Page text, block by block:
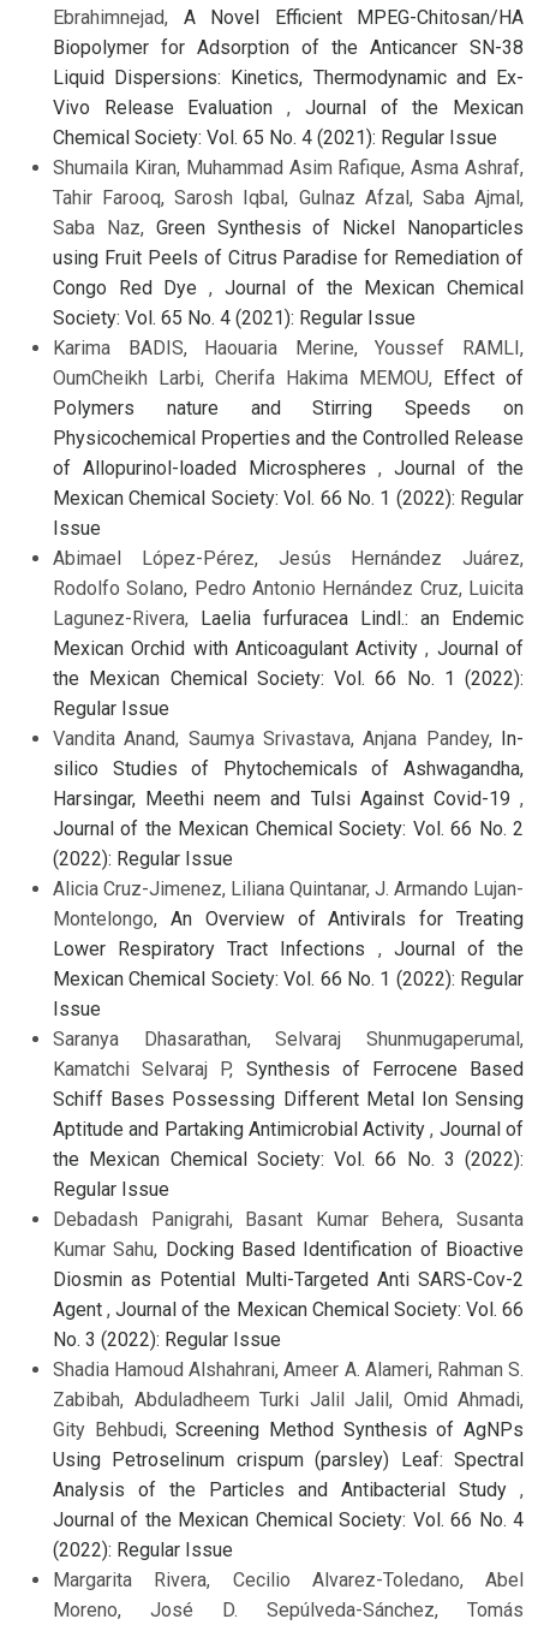
Ebrahimnejad, A Novel Efficient MPEG-Chitosan/HA
Biopolymer for Adsorption of the Anticancer SN-38
Liquid Dispersions: Kinetics, Thermodynamic and Ex-
Vivo Release Evaluation, Journal of the Mexican
Chemical Society: Vol. 65 No. 4 (2021): Regular Issue
Shumaila Kiran, Muhammad Asim Rafique, Asma Ashraf,
Tahir Farooq, Sarosh Iqbal, Gulnaz Afzal, Saba Ajmal,
Saba Naz, Green Synthesis of Nickel Nanoparticles
using Fruit Peels of Citrus Paradise for Remediation of
Congo Red Dye , Journal of the Mexican Chemical
Society: Vol. 65 No. 4 (2021): Regular Issue
Karima BADIS, Haouaria Merine, Youssef RAMLI,
OumCheikh Larbi, Cherifa Hakima MEMOU, Effect of
Polymers nature and Stirring Speeds on
Physicochemical Properties and the Controlled Release
of Allopurinol-loaded Microspheres , Journal of the
Mexican Chemical Society: Vol. 66 No. 1 (2022): Regular
Issue
Abimael López-Pérez, Jesús Hernández Juárez,
Rodolfo Solano, Pedro Antonio Hernández Cruz, Luicita
Lagunez-Rivera, Laelia furfuracea Lindl.: an Endemic
Mexican Orchid with Anticoagulant Activity, Journal of
the Mexican Chemical Society: Vol. 66 No. 1 (2022):
Regular Issue
Vandita Anand, Saumya Srivastava, Anjana Pandey, In-
silico Studies of Phytochemicals of Ashwagandha,
Harsingar, Meethi neem and Tulsi Against Covid-19 ,
Journal of the Mexican Chemical Society: Vol. 66 No. 2
(2022): Regular Issue
Alicia Cruz-Jimenez, Liliana Quintanar, J. Armando Lujan-
Montelongo, An Overview of Antivirals for Treating
Lower Respiratory Tract Infections , Journal of the
Mexican Chemical Society: Vol. 66 No. 1 (2022): Regular
Issue
Saranya Dhasarathan, Selvaraj Shunmugaperumal,
Kamatchi Selvaraj P, Synthesis of Ferrocene Based
Schiff Bases Possessing Different Metal Ion Sensing
Aptitude and Partaking Antimicrobial Activity, Journal of
the Mexican Chemical Society: Vol. 66 No. 3 (2022):
Regular Issue
Debadash Panigrahi, Basant Kumar Behera, Susanta
Kumar Sahu, Docking Based Identification of Bioactive
Diosmin as Potential Multi-Targeted Anti SARS-Cov-2
Agent,Journal of the Mexican Chemical Society: Vol. 66
No. 3 (2022): Regular Issue
Shadia Hamoud Alshahrani, Ameer A. Alameri, Rahman S.
Zabibah, Abduladheem Turki Jalil Jalil, Omid Ahmadi,
Gity Behbudi,Screening Method Synthesis of AgNPs
Using Petroselinum crispum (parsley) Leaf: Spectral
Analysis of the Particles and Antibacterial Study ,
Journal of the Mexican Chemical Society: Vol. 66 No. 4
(2022): Regular Issue
Margarita Rivera, Cecilio Alvarez-Toledano, Abel
Moreno, José D. Sepúlveda-Sánchez, Tomás